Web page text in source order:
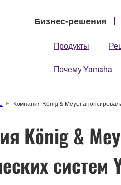
Бизнес-решения
Продукты
Почему Yamaha
Компания König & Meyer
König &
систем